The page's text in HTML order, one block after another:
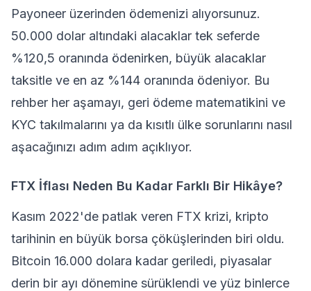
Payoneer üzerinden ödemenizi alıyorsunuz.
50.000 dolar altındaki alacaklar tek seferde
%120,5 oranında ödenirken, büyük alacaklar
taksitle ve en az %144 oranında ödeniyor. Bu
rehber her aşamayı, geri ödeme matematikini ve
KYC takılmalarını ya da kısıtlı ülke sorunlarını nasıl
aşacağınızı adım adım açıklıyor.
FTX İflası Neden Bu Kadar Farklı Bir Hikâye?
Kasım 2022'de patlak veren FTX krizi, kripto
tarihinin en büyük borsa çöküşlerinden biri oldu.
Bitcoin 16.000 dolara kadar geriledi, piyasalar
derin bir ayı dönemine sürüklendi ve yüz binlerce